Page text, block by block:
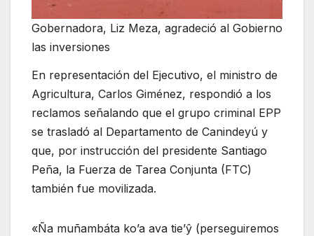
Gobernadora, Liz Meza, agradeció al Gobierno
las inversiones
En representación del Ejecutivo, el ministro de
Agricultura, Carlos Giménez, respondió a los
reclamos señalando que el grupo criminal EPP
se trasladó al Departamento de Canindeyú y
que, por instrucción del presidente Santiago
Peña, la Fuerza de Tarea Conjunta (FTC)
también fue movilizada.
«Ña muñambáta ko’a ava tie’ŷ (perseguiremos